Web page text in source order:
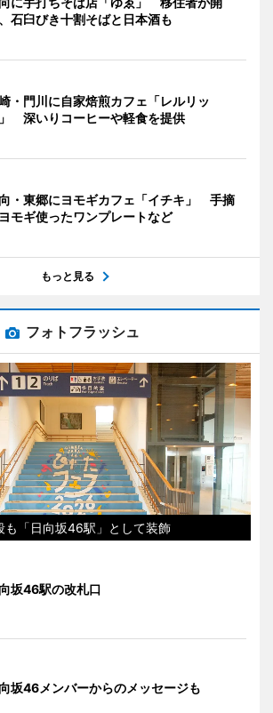
石臼びき十割そばと日本酒も
・門川に自家焙煎カフェ「レルリッ
深いりコーヒーや軽食を提供
・東郷にヨモギカフェ「イチキ」 手摘
モギ使ったワンプレートなど
もっと見る
フォトフラッシュ
も「日向坂46駅」として装飾
坂46駅の改札口
坂46メンバーからのメッセージも